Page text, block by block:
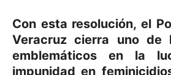
Con esta resolución, el
Veracruz cierra uno de
emblemáticos en la
impunidad en